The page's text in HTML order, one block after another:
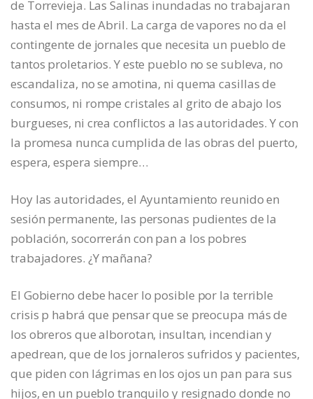
de Torrevieja. Las Salinas inundadas no trabajaran
hasta el mes de Abril. La carga de vapores no da el
contingente de jornales que necesita un pueblo de
tantos proletarios. Y este pueblo no se subleva, no
escandaliza, no se amotina, ni quema casillas de
consumos, ni rompe cristales al grito de abajo los
burgueses, ni crea conflictos a las autoridades. Y con
la promesa nunca cumplida de las obras del puerto,
espera, espera siempre…
Hoy las autoridades, el Ayuntamiento reunido en
sesión permanente, las personas pudientes de la
población, socorrerán con pan a los pobres
trabajadores. ¿Y mañana?
El Gobierno debe hacer lo posible por la terrible
crisis p habrá que pensar que se preocupa más de
los obreros que alborotan, insultan, incendian y
apedrean, que de los jornaleros sufridos y pacientes,
que piden con lágrimas en los ojos un pan para sus
hijos, en un pueblo tranquilo y resignado donde no